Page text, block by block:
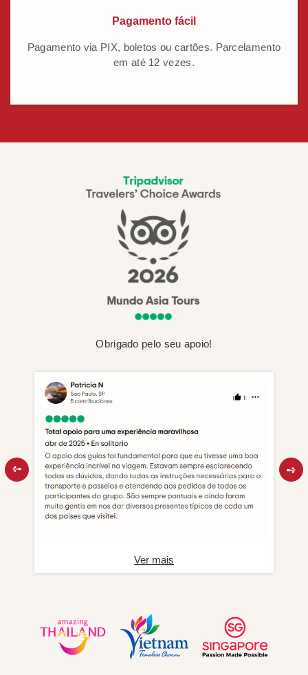
Pagamento fácil
Pagamento via PIX, boletos ou cartões. Parcelamento
em até 12 vezes.
Obrigado pelo seu apoio!
Ver mais